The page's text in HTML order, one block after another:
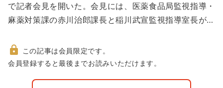
で記者会見を開いた。会見には、医薬食品局監視指導・
麻薬対策課の赤川治郎課長と稲川武宣監視指導室長が…
非
この記事は会員限定です。
会員登録すると最後までお読みいただけます。